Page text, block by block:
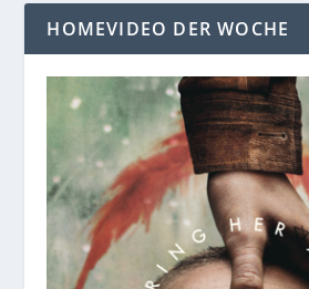
HOMEVIDEO DER WOCHE